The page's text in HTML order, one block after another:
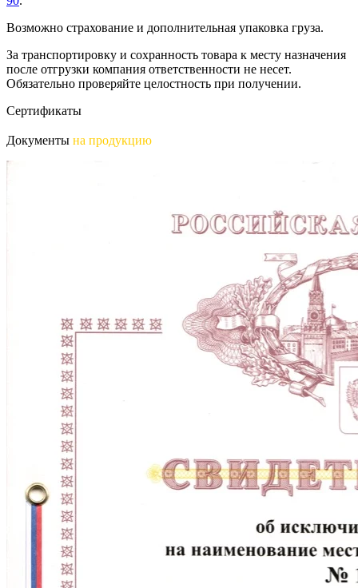
Возможно страхование и дополнительная упаковка груза.
За транспортировку и сохранность товара к месту назначения
после отгрузки компания ответственности не несет.
Обязательно проверяйте целостность при получении.
Сертификаты
Документы на продукцию